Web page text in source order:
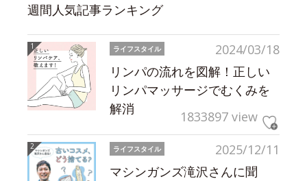
週間人気記事ランキング
2024/03/18
ライフスタイル
リンパの流れを図解！正しい
リンパマッサージでむくみを
解消
1833897 view
2025/12/11
ライフスタイル
マシンガンズ滝沢さんに聞